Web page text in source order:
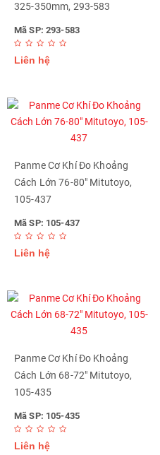
325-350mm, 293-583
Mã SP: 293-583
Liên hệ
Panme Cơ Khí Đo Khoảng
Cách Lớn 76-80" Mitutoyo,
105-437
Mã SP: 105-437
Liên hệ
Panme Cơ Khí Đo Khoảng
Cách Lớn 68-72" Mitutoyo,
105-435
Mã SP: 105-435
Liên hệ